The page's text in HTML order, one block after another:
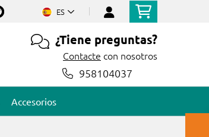
ES
¿Tiene preguntas?
Contacte con nosotros
958104037
Accesorios